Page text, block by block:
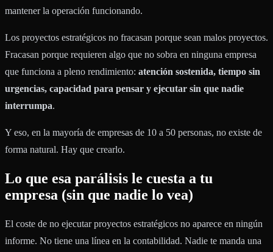
mantener la operación funcionando.
Los proyectos estratégicos no fracasan porque sean malos proyectos.
Fracasan porque requieren algo que no sobra en ninguna empresa
que funciona a pleno rendimiento: atención sostenida, tiempo sin
urgencias, capacidad para pensar y ejecutar sin que nadie
interrumpa.
Y eso, en la mayoría de empresas de 10 a 50 personas, no existe de
forma natural. Hay que crearlo.
Lo que esa parálisis le cuesta a tu
empresa (sin que nadie lo vea)
El coste de no ejecutar proyectos estratégicos no aparece en ningún
informe. No tiene una línea en la contabilidad. Nadie te manda una